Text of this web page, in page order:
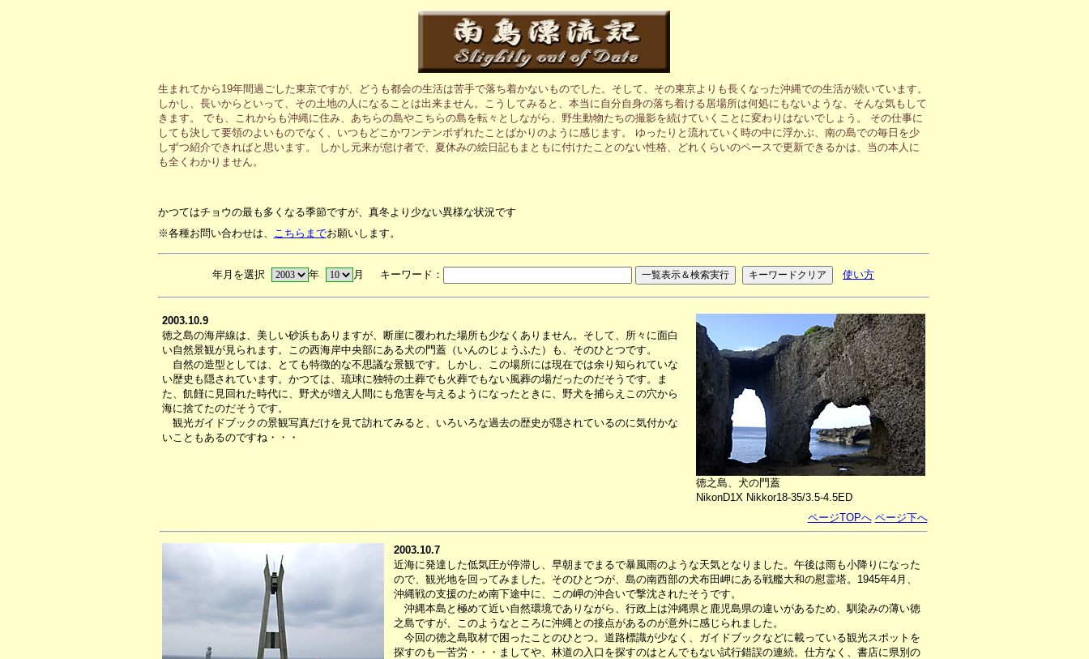
生まれてから19年間過ごした東京ですが、どうも都会の生活は苦手で落ち着かないものでした。そして、その東京よりも長くなった沖縄での生活が続いています。
しかし、長いからといって、その土地の人になることは出来ません。こうしてみると、本当に自分自身の落ち着ける居場所は何処にもないような、そんな気もして
きます。 でも、これからも沖縄に住み、あちらの島やこちらの島を転々としながら、野生動物たちの撮影を続けていくことに変わりはないでしょう。 その仕事に
しても決して要領のよいものでなく、いつもどこかワンテンポずれたことばかりのように感じます。 ゆったりと流れていく時の中に浮かぶ、南の島での毎日を少
しずつ紹介できればと思います。 しかし元来が怠け者で、夏休みの絵日記もまともに付けたことのない性格、どれくらいのペースで更新できるかは、当の本人に
も全くわかりません。
かつてはチョウの最も多くなる季節ですが、真冬より少ない異様な状況です
※各種お問い合わせは、 こちらまでお願いします。
年月を選択 年 月 キーワード： 使い方
2003.10.9
徳之島の海岸線は、美しい砂浜もありますが、断崖に覆われた場所も少なくありません。そして、所々に面白
い自然景観が見られます。この西海岸中央部にある犬の門蓋（いんのじょうふた）も、そのひとつです。
自然の造型としては、とても特徴的な不思議な景観です。しかし、この場所には現在では余り知られていな
い歴史も隠されています。かつては、琉球に独特の土葬でも火葬でもない風葬の場だったのだそうです。ま
た、飢饉に見回れた時代に、野犬が増え人間にも危害を与えるようになったときに、野犬を捕らえこの穴から
海に捨てたのだそうです。
観光ガイドブックの景観写真だけを見て訪れてみると、いろいろな過去の歴史が隠されているのに気付かな
いこともあるのですね・・・
徳之島、犬の門蓋
NikonD1X Nikkor18-35/3.5-4.5ED
ページTOPへ ページ下へ
2003.10.7
近海に発達した低気圧が停滞し、早朝までまるで暴風雨のような天気となりました。午後は雨も小降りになった
ので、観光地を回ってみました。そのひとつが、島の南西部の犬布田岬にある戦艦大和の慰霊塔。1945年4月、
沖縄戦の支援のため南下途中に、この岬の沖合いで撃沈されたそうです。
沖縄本島と極めて近い自然環境でありながら、行政上は沖縄県と鹿児島県の違いがあるため、馴染みの薄い徳
之島ですが、このようなところに沖縄との接点があるのが意外に感じられました。
今回の徳之島取材で困ったことのひとつ。道路標識が少なく、ガイドブックなどに載っている観光スポットを
探すのも一苦労・・・ましてや、林道の入口を探すのはとんでもない試行錯誤の連続。仕方なく、書店に県別の